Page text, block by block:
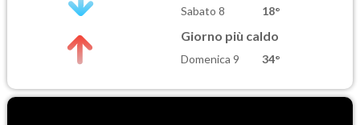
Sabato 8 18°
Giorno più caldo
Domenica 9 34°